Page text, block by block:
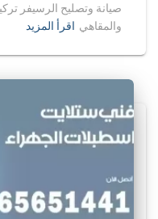
صيانة وتصليح الرسيفر
والمقاهي اقرأ المزيد